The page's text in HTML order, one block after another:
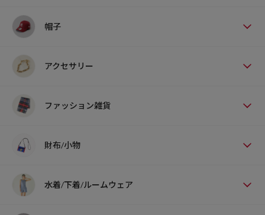
帽子
アクセサリー
ファッション雑貨
財布/小物
水着/下着/ルームウェア